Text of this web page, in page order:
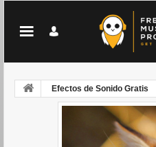
Efectos de Sonido Gratis